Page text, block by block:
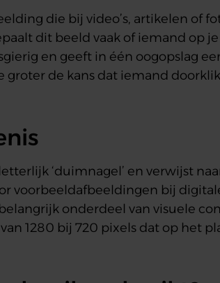
die bij video’s, artikelen of
dit beeld vaak of iemand op
en geeft in één oogopslag
de kans dat iemand
‘duimnagel’ en verwijst
voorbeeldafbeeldingen bij
onderdeel van visuele
1280 bij 720 pixels dat op het